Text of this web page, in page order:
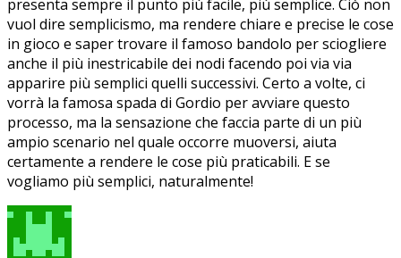
presenta sempre il punto più facile, più semplice. Ciò non
vuol dire semplicismo, ma rendere chiare e precise le cose
in gioco e saper trovare il famoso bandolo per sciogliere
anche il più inestricabile dei nodi facendo poi via via
apparire più semplici quelli successivi. Certo a volte, ci
vorrà la famosa spada di Gordio per avviare questo
processo, ma la sensazione che faccia parte di un più
ampio scenario nel quale occorre muoversi, aiuta
certamente a rendere le cose più praticabili. E se
vogliamo più semplici, naturalmente!